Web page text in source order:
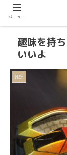
趣味を持
いいよ
雑記
メニュー